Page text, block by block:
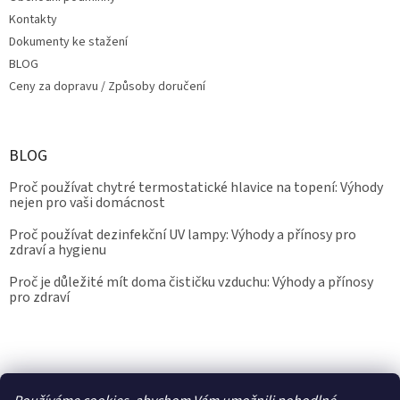
Kontakty
Dokumenty ke stažení
BLOG
Ceny za dopravu / Způsoby doručení
BLOG
Proč používat chytré termostatické hlavice na topení: Výhody
nejen pro vaši domácnost
Proč používat dezinfekční UV lampy: Výhody a přínosy pro
zdraví a hygienu
Proč je důležité mít doma čističku vzduchu: Výhody a přínosy
pro zdraví